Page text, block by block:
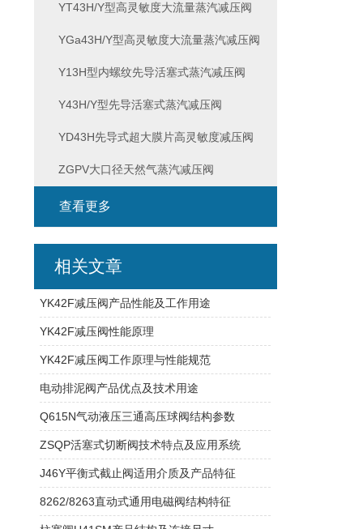
YT43H/Y型高灵敏度大流量蒸汽减压阀
YGa43H/Y型高灵敏度大流量蒸汽减压阀
Y13H型内螺纹先导活塞式蒸汽减压阀
Y43H/Y型先导活塞式蒸汽减压阀
YD43H先导式超大膜片高灵敏度减压阀
ZGPV大口径天然气蒸汽减压阀
查看更多
相关文章
YK42F减压阀产品性能及工作用途
YK42F减压阀性能原理
YK42F减压阀工作原理与性能规范
电动排泥阀产品优点及技术用途
Q615N气动液压三通高压球阀结构参数
ZSQP活塞式切断阀技术特点及应用系统
J46Y平衡式截止阀适用介质及产品特征
8262/8263直动式通用电磁阀结构特征